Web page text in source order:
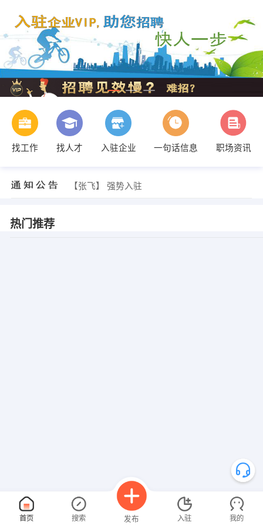
找工作 找人才 入驻企业 一句话信息
职场资讯
【张飞】 强势入驻
热门推荐
首页 搜索 发布 入驻 我的